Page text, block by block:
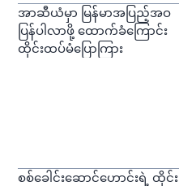
အာဆီယံမှာ မြန်မာအပြည့်အဝ
ပြန်ပါလာဖို့ ထောက်ခံကြောင်း
ထိုင်းထပ်မံပြောကြား
စစ်ခေါင်းဆောင်ဟောင်းရဲ့ ထိုင်း